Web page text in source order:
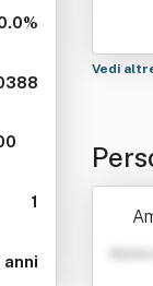
1
anni
Vedi
a